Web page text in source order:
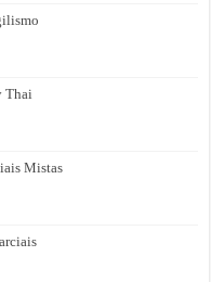
Thai
Mistas